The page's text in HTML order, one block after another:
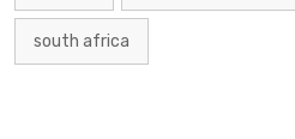
south africa